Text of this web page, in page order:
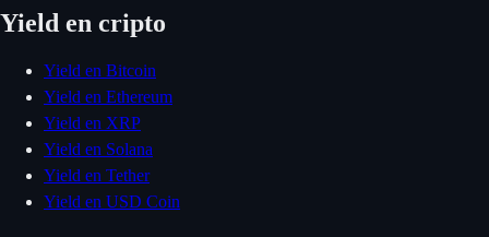
Yield en cripto
Yield en Bitcoin
Yield en Ethereum
Yield en XRP
Yield en Solana
Yield en Tether
Yield en USD Coin